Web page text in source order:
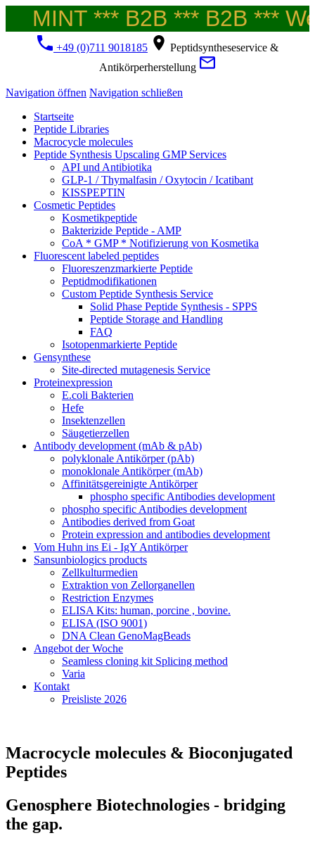
MINT *** B2B *** B2B ***
+49 (0)711 9018185
Peptidsyntheseservice &
Antikörperherstellung
Navigation öffnen Navigation schließen
Startseite
Peptide Libraries
Macrocycle molecules
Peptide Synthesis Upscaling GMP Services
API und Antibiotika
GLP-1 / Thymalfasin / Oxytocin / Icatibant
KISSPEPTIN
Cosmetic Peptides
Kosmetikpeptide
Bakterizide Peptide - AMP
CoA * GMP * Notifizierung von Kosmetika
Fluorescent labeled peptides
Fluoreszenzmarkierte Peptide
Peptidmodifikationen
Custom Peptide Synthesis Service
Solid Phase Peptide Synthesis - SPPS
Peptide Storage and Handling
FAQ
Isotopenmarkierte Peptide
Gensynthese
Site-directed mutagenesis Service
Proteinexpression
E.coli Bakterien
Hefe
Insektenzellen
Säugetierzellen
Antibody development (mAb & pAb)
polyklonale Antikörper (pAb)
monoklonale Antikörper (mAb)
Affinitätsgereinigte Antikörper
phospho specific Antibodies development
phospho specific Antibodies development
Antibodies derived from Goat
Protein expression and antibodies development
Vom Huhn ins Ei - IgY Antikörper
Sansunbiologics products
Zellkulturmedien
Extraktion von Zellorganellen
Restriction Enzymes
ELISA Kits: human, porcine , bovine.
ELISA (ISO 9001)
DNA Clean GenoMagBeads
Angebot der Woche
Seamless cloning kit Splicing method
Varia
Kontakt
Preisliste 2026
Macrocycle molecules & Bioconjugated
Peptides
Genosphere Biotechnologies - bridging
the gap.